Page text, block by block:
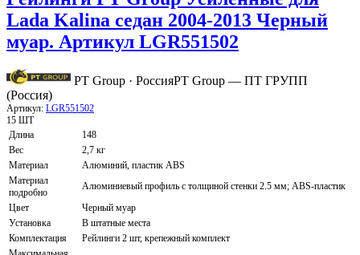
Lada Kalina седан 2004-2013 Черный
муар. Артикул LGR551502
PT Group · РоссияPT Group — ПТ ГРУПП
(Россия)
Артикул: LGR551502
15 ШТ
Длина
148
Вес
2,7 кг
Материал
Алюминий, пластик ABS
Материал
подробно
Алюминиевый профиль c толщиной стенки 2.5 мм; ABS-пластик
Цвет
Черный муар
Установка
В штатные места
Комплектация
Рейлинги 2 шт, крепежный комплект